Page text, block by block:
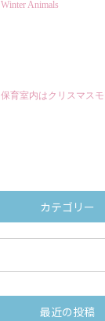
Winter Animals
保育室内はクリスマス
カテゴリー
最近の投稿